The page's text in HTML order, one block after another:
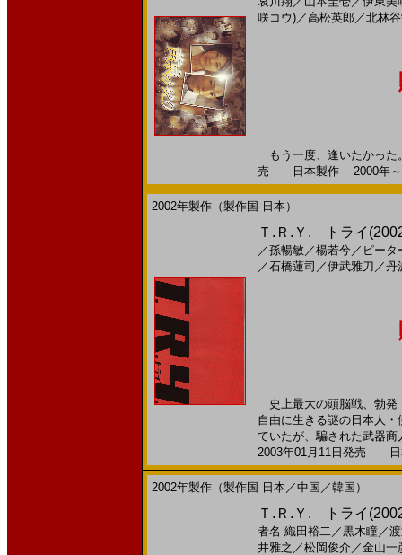
咲コウ)／高松英郎 ／北林
もう一度、逢いたかった
売 日本製作 -- 2000年～
2002年製作（製作国 日本）
Ｔ.Ｒ.Ｙ. トライ
／孫暢敏／楊若兮 ／ ピータ
／石橋蓮司 ／伊武雅刀 ／丹
史上最大の頭脳戦、勃発
自由に生きる謎の日本人
ていたが、騙された武器
2003年01月11日発売 日
2002年製作（製作国 日本／中国／韓国）
Ｔ.Ｒ.Ｙ. トライ
者名 織田裕二／黒木瞳／
井雅之 ／松岡俊介 ／金山一